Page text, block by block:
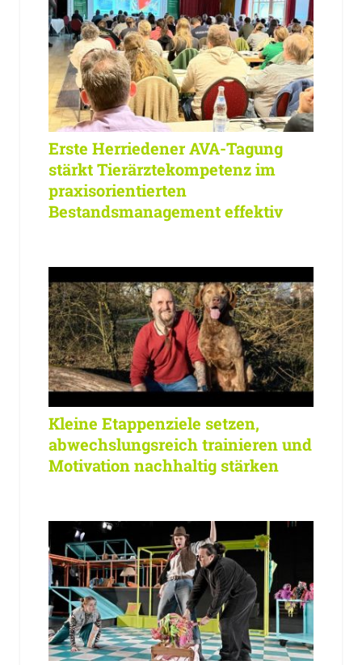
Erste Herriedener AVA-Tagung
stärkt Tierärztekompetenz im
praxisorientierten
Bestandsmanagement effektiv
Kleine Etappenziele setzen,
abwechslungsreich trainieren und
Motivation nachhaltig stärken